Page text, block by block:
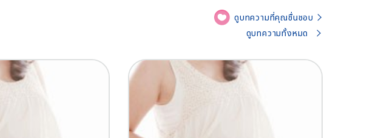
ดูบทความที่คุณชื่นชอบ
ดูบทความทั้งหมด